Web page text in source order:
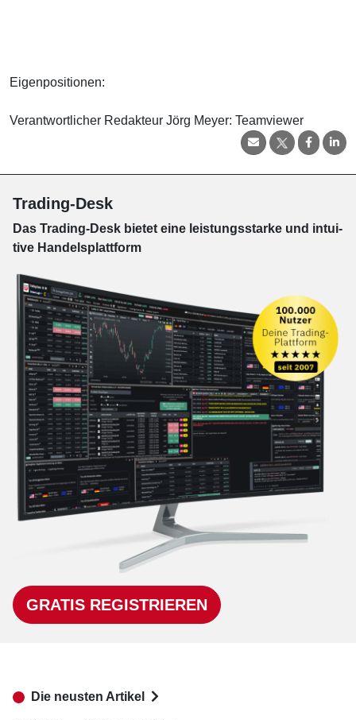
Eigenpositionen:
Verantwortlicher Redakteur Jörg Meyer: Teamviewer
Trading-Desk
Das Trading-Desk bie­tet eine leis­tungs­star­ke und in­tui­
tive Han­dels­platt­form
GRATIS REGISTRIEREN
Die neusten Artikel